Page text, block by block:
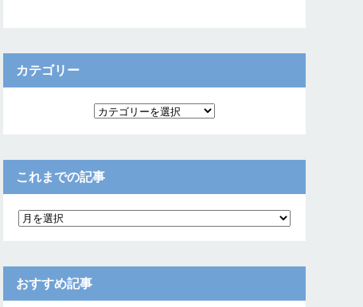
カテゴリー
これまでの記事
おすすめ記事